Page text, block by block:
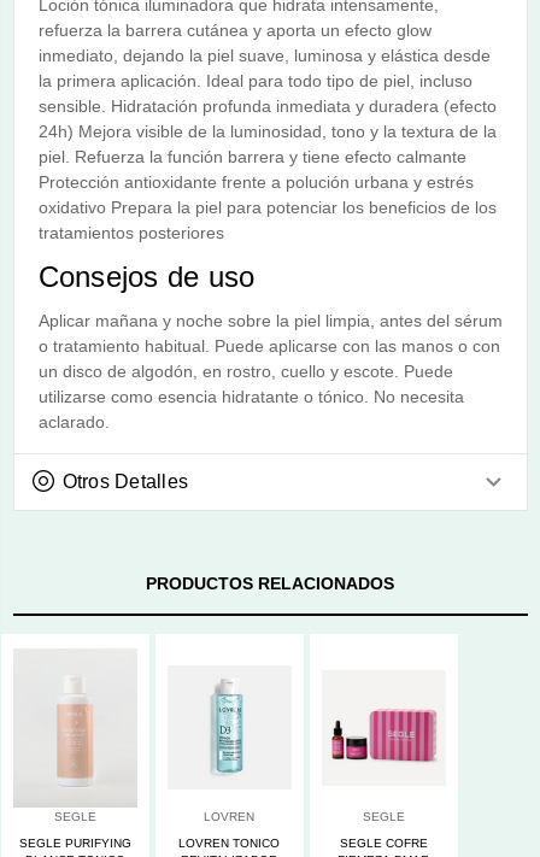
Loción tónica iluminadora que hidrata intensamente,
refuerza la barrera cutánea y aporta un efecto glow
inmediato, dejando la piel suave, luminosa y elástica desde
la primera aplicación. Ideal para todo tipo de piel, incluso
sensible. Hidratación profunda inmediata y duradera (efecto
24h) Mejora visible de la luminosidad, tono y la textura de la
piel. Refuerza la función barrera y tiene efecto calmante
Protección antioxidante frente a polución urbana y estrés
oxidativo Prepara la piel para potenciar los beneficios de los
tratamientos posteriores
Consejos de uso
Aplicar mañana y noche sobre la piel limpia, antes del sérum
o tratamiento habitual. Puede aplicarse con las manos o con
un disco de algodón, en rostro, cuello y escote. Puede
utilizarse como esencia hidratante o tónico. No necesita
aclarado.
Otros Detalles
PRODUCTOS RELACIONADOS
SEGLE
SEGLE PURIFYING
LOVREN
LOVREN TONICO
SEGLE
SEGLE COFRE